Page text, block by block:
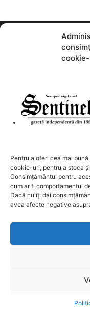
Pentru a oferi cea mai
cookie-uri, pentru a stoca
Consimțământul pentru
cum ar fi comportamentul
Dacă nu îți dai
avea afecte negative
©